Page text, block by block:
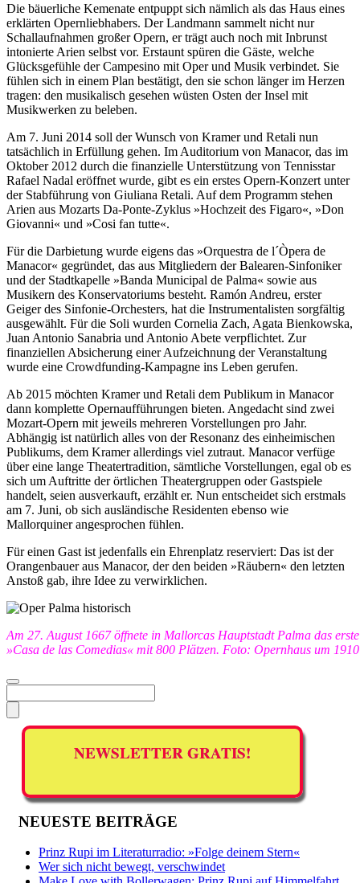
Die bäuerliche Kemenate entpuppt sich nämlich als das Haus eines
erklärten Opernliebhabers. Der Landmann sammelt nicht nur
Schallaufnahmen großer Opern, er trägt auch noch mit Inbrunst
intonierte Arien selbst vor. Erstaunt spüren die Gäste, welche
Glücksgefühle der Campesino mit Oper und Musik verbindet. Sie
fühlen sich in einem Plan bestätigt, den sie schon länger im Herzen
tragen: den musikalisch gesehen wüsten Osten der Insel mit
Musikwerken zu beleben.
Am 7. Juni 2014 soll der Wunsch von Kramer und Retali nun
tatsächlich in Erfüllung gehen. Im Auditorium von Manacor, das im
Oktober 2012 durch die finanzielle Unterstützung von Tennisstar
Rafael Nadal eröffnet wurde, gibt es ein erstes Opern-Konzert unter
der Stabführung von Giuliana Retali. Auf dem Programm stehen
Arien aus Mozarts Da-Ponte-Zyklus »Hochzeit des Figaro«, »Don
Giovanni« und »Cosi fan tutte«.
Für die Darbietung wurde eigens das »Orquestra de l´Òpera de
Manacor« gegründet, das aus Mitgliedern der Balearen-Sinfoniker
und der Stadtkapelle »Banda Municipal de Palma« sowie aus
Musikern des Konservatoriums besteht. Ramón Andreu, erster
Geiger des Sinfonie-Orchesters, hat die Instrumentalisten sorgfältig
ausgewählt. Für die Soli wurden Cornelia Zach, Agata Bienkowska,
Juan Antonio Sanabria und Antonio Abete verpflichtet. Zur
finanziellen Absicherung einer Aufzeichnung der Veranstaltung
wurde eine Crowdfunding-Kampagne ins Leben gerufen.
Ab 2015 möchten Kramer und Retali dem Publikum in Manacor
dann komplette Opernaufführungen bieten. Angedacht sind zwei
Mozart-Opern mit jeweils mehreren Vorstellungen pro Jahr.
Abhängig ist natürlich alles von der Resonanz des einheimischen
Publikums, dem Kramer allerdings viel zutraut. Manacor verfüge
über eine lange Theatertradition, sämtliche Vorstellungen, egal ob es
sich um Auftritte der örtlichen Theatergruppen oder Gastspiele
handelt, seien ausverkauft, erzählt er. Nun entscheidet sich erstmals
am 7. Juni, ob sich ausländische Residenten ebenso wie
Mallorquiner angesprochen fühlen.
Für einen Gast ist jedenfalls ein Ehrenplatz reserviert: Das ist der
Orangenbauer aus Manacor, der den beiden »Räubern« den letzten
Anstoß gab, ihre Idee zu verwirklichen.
Am 27. August 1667 öffnete in Mallorcas Hauptstadt Palma das
»Casa de las Comedias« mit 800 Plätzen. Foto: Opernhaus um
NEWSLETTER GRATIS!
NEUESTE BEITRÄGE
Prinz Rupi im Literaturradio: »Folge deinem Stern«
Wer sich nicht bewegt, verschwindet